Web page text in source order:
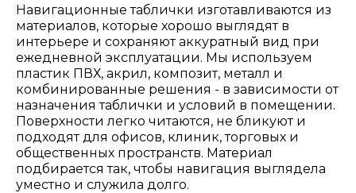
Навигационные таблички изготавливаются из
материалов, которые хорошо выглядят в
интерьере и сохраняют аккуратный вид при
ежедневной эксплуатации. Мы используем
пластик ПВХ, акрил, композит, металл и
комбинированные решения - в зависимости от
назначения таблички и условий в помещении.
Поверхности легко читаются, не бликуют и
подходят для офисов, клиник, торговых и
общественных пространств. Материал
подбирается так, чтобы навигация выглядела
уместно и служила долго.